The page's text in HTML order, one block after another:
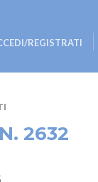
REGISTRATI
2632